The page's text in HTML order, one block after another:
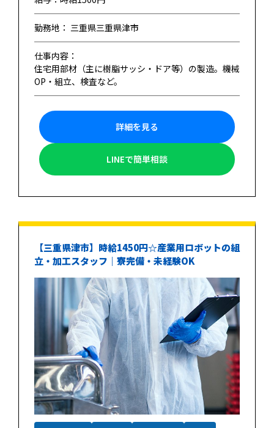
勤務地： 三重県三重県津市
仕事内容：
住宅用部材（主に樹脂サッシ・ドア等）の製造。機械
OP・組立、検査など。
詳細を見る
LINEで簡単相談
【三重県津市】時給1450円☆産業用ロボットの組
立・加工スタッフ｜寮完備・未経験OK